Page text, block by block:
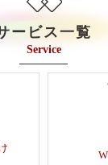
ービス一覧
Service